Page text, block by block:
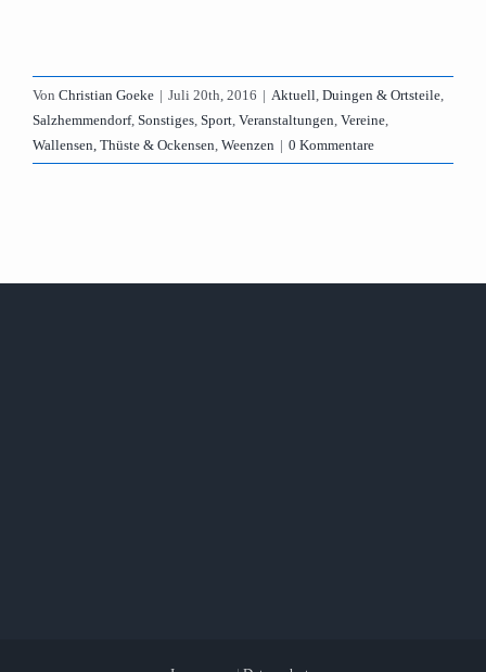
Von Christian Goeke | Juli 20th, 2016 | Aktuell, Duingen & Ortsteile,
Salzhemmendorf, Sonstiges, Sport, Veranstaltungen, Vereine,
Wallensen, Thüste & Ockensen, Weenzen | 0 Kommentare